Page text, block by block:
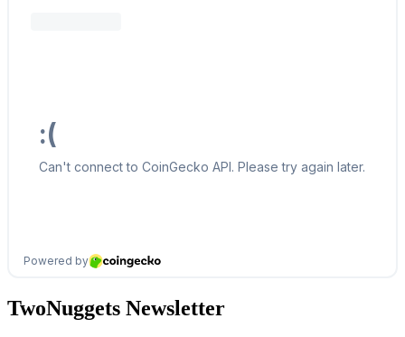
TwoNuggets Newsletter